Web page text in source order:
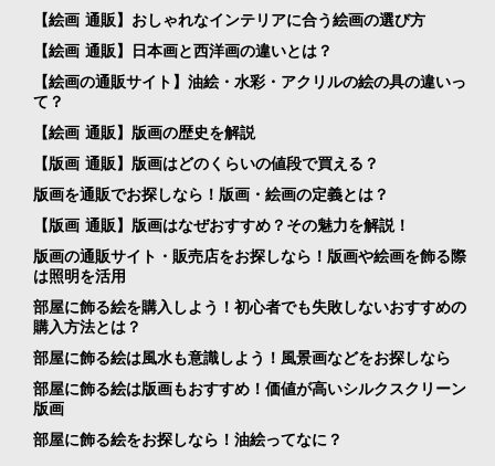
【絵画 通販】おしゃれなインテリアに合う絵画の選び方
【絵画 通販】日本画と西洋画の違いとは？
【絵画の通販サイト】油絵・水彩・アクリルの絵の具の違いっ
て？
【絵画 通販】版画の歴史を解説
【版画 通販】版画はどのくらいの値段で買える？
版画を通販でお探しなら！版画・絵画の定義とは？
【版画 通販】版画はなぜおすすめ？その魅力を解説！
版画の通販サイト・販売店をお探しなら！版画や絵画を飾る際
は照明を活用
部屋に飾る絵を購入しよう！初心者でも失敗しないおすすめの
購入方法とは？
部屋に飾る絵は風水も意識しよう！風景画などをお探しなら
部屋に飾る絵は版画もおすすめ！価値が高いシルクスクリーン
版画
部屋に飾る絵をお探しなら！油絵ってなに？